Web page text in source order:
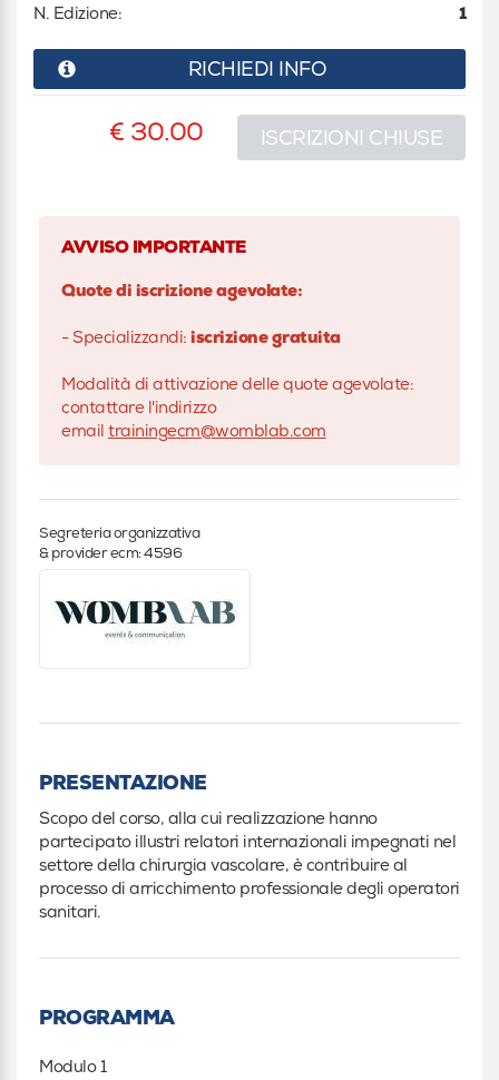
N. Edizione:
1
RICHIEDI INFO
ISCRIZIONI CHIUSE
€ 30.00
AVVISO IMPORTANTE
Quote di iscrizione agevolate:
- Specializzandi: iscrizione gratuita
Modalità di attivazione delle quote agevolate:
contattare l'indirizzo
email trainingecm@womblab.com
Segreteria organizzativa
& provider ecm: 4596
PRESENTAZIONE
Scopo del corso, alla cui realizzazione hanno
partecipato illustri relatori internazionali impegnati nel
settore della chirurgia vascolare, è contribuire al
processo di arricchimento professionale degli operatori
sanitari.
PROGRAMMA
Modulo 1